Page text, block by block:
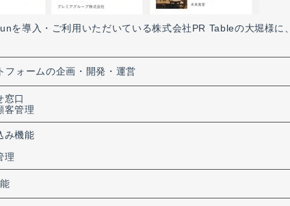
を導入・ご利用いただいている株式会社PR Tableの大堀様に、
フォームの企画・開発・運営
窓口
客管理
み機能
理